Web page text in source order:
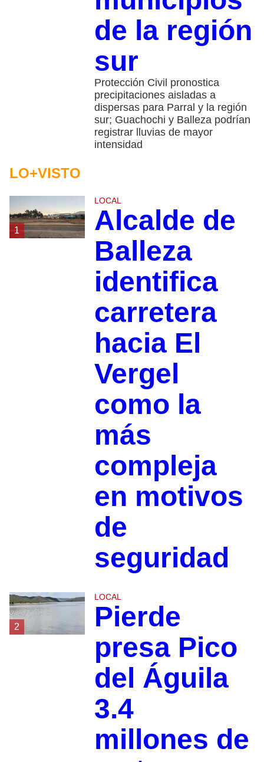
de la región
sur
Protección Civil pronostica
precipitaciones aisladas a
dispersas para Parral y la región
sur; Guachochi y Balleza podrían
registrar lluvias de mayor
intensidad
LO+VISTO
1
LOCAL
Alcalde de
Balleza
identifica
carretera
hacia El
Vergel
como la
más
compleja
en motivos
de
seguridad
2
LOCAL
Pierde
presa Pico
del Águila
3.4
millones de